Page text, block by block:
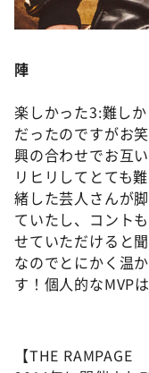
陣
楽しかった3:難し
だったのですがお
興の合わせでお互
リヒリしてとても
緒した芸人さんが
ていたし、コント
せていただけると
なのでとにかく温
す！個人的なMVP
【THE RAMPAGE